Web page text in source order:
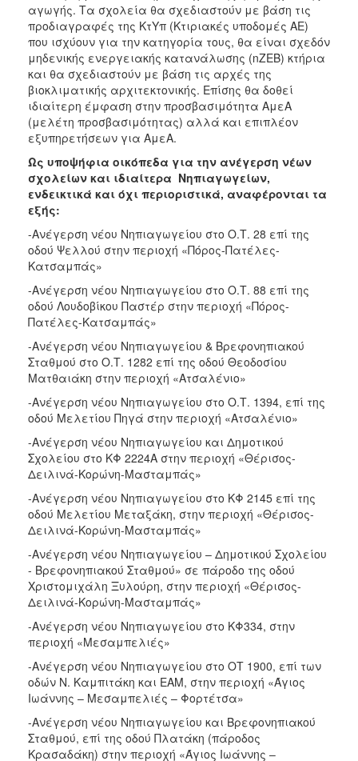
αγωγής. Τα σχολεία θα σχεδιαστούν με βάση τις
προδιαγραφές της ΚτΥπ (Κτιριακές υποδομές ΑΕ)
που ισχύουν για την κατηγορία τους, θα είναι σχεδόν
μηδενικής ενεργειακής κατανάλωσης (nZEB) κτήρια
και θα σχεδιαστούν με βάση τις αρχές της
βιοκλιματικής αρχιτεκτονικής. Επίσης θα δοθεί
ιδιαίτερη έμφαση στην προσβασιμότητα ΑμεΑ
(μελέτη προσβασιμότητας) αλλά και επιπλέον
εξυπηρετήσεων για ΑμεΑ.
Ως υποψήφια οικόπεδα για την ανέγερση νέων
σχολείων και ιδιαίτερα Νηπιαγωγείων,
ενδεικτικά και όχι περιοριστικά, αναφέρονται τα
εξής:
-Ανέγερση νέου Νηπιαγωγείου στο Ο.Τ. 28 επί της
οδού Ψελλού στην περιοχή «Πόρος-Πατέλες-
Κατσαμπάς»
-Ανέγερση νέου Νηπιαγωγείου στο Ο.Τ. 88 επί της
οδού Λουδοβίκου Παστέρ στην περιοχή «Πόρος-
Πατέλες-Κατσαμπάς»
-Ανέγερση νέου Νηπιαγωγείου & Βρεφονηπιακού
Σταθμού στο Ο.Τ. 1282 επί της οδού Θεοδοσίου
Ματθαιάκη στην περιοχή «Ατσαλένιο»
-Ανέγερση νέου Νηπιαγωγείου στο Ο.Τ. 1394, επί της
οδού Μελετίου Πηγά στην περιοχή «Ατσαλένιο»
-Ανέγερση νέου Νηπιαγωγείου και Δημοτικού
Σχολείου στο ΚΦ 2224Α στην περιοχή «Θέρισος-
Δειλινά-Κορώνη-Μασταμπάς»
-Ανέγερση νέου Νηπιαγωγείου στο ΚΦ 2145 επί της
οδού Μελετίου Μεταξάκη, στην περιοχή «Θέρισος-
Δειλινά-Κορώνη-Μασταμπάς»
-Ανέγερση νέου Νηπιαγωγείου – Δημοτικού Σχολείου
- Βρεφονηπιακού Σταθμού» σε πάροδο της οδού
Χριστομιχάλη Ξυλούρη, στην περιοχή «Θέρισος-
Δειλινά-Κορώνη-Μασταμπάς»
-Ανέγερση νέου Νηπιαγωγείου στο ΚΦ334, στην
περιοχή «Μεσαμπελιές»
-Ανέγερση νέου Νηπιαγωγείου στο ΟΤ 1900, επί των
οδών Ν. Καμπιτάκη και ΕΑΜ, στην περιοχή «Άγιος
Ιωάννης – Μεσαμπελιές – Φορτέτσα»
-Ανέγερση νέου Νηπιαγωγείου και Βρεφονηπιακού
Σταθμού, επί της οδού Πλατάκη (πάροδος
Κρασαδάκη) στην περιοχή «Άγιος Ιωάννης –